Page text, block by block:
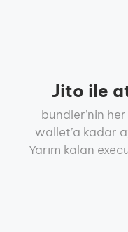
Jito ile
bundler’nin
wallet’a kadar
Yarım kalan